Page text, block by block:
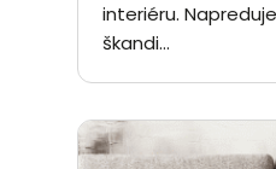
interiéru.
škandi...